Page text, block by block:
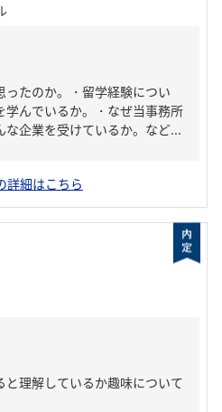
ったのか。・留学経験につい
学んでいるか。・なぜ当事務所
な企業を受けているか。など...
詳細はこちら
理解しているか趣味について